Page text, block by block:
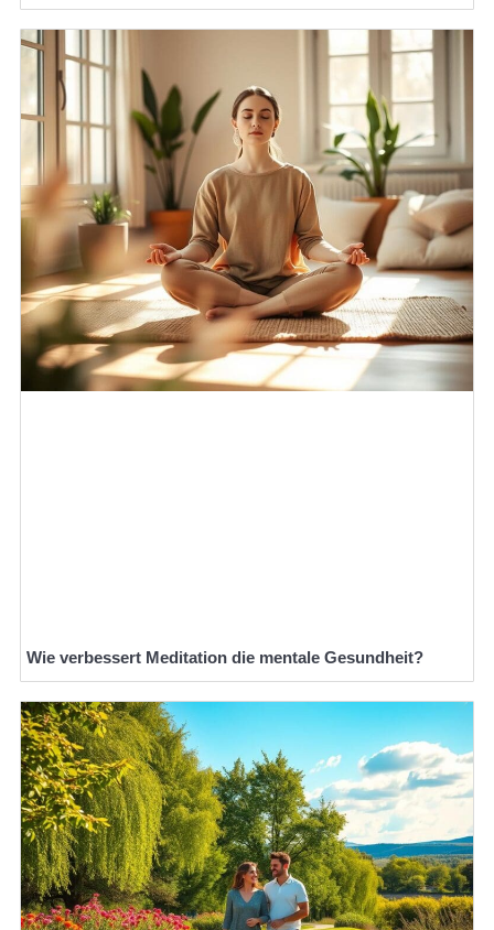
Wie verbessert Meditation die mentale Gesundheit?